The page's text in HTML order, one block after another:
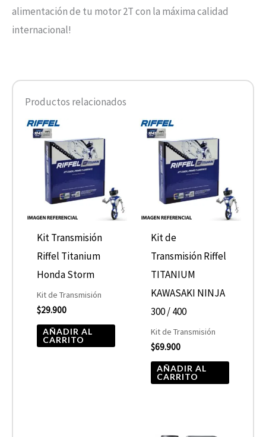
alimentación de tu motor 2T con la máxima calidad
internacional!
Productos relacionados
Kit Transmisión
Riffel Titanium
Honda Storm
Kit de Transmisión
$29.900
AÑADIR AL
CARRITO
Kit de
Transmisión Riffel
TITANIUM
KAWASAKI NINJA
300 / 400
Kit de Transmisión
$69.900
AÑADIR AL
CARRITO